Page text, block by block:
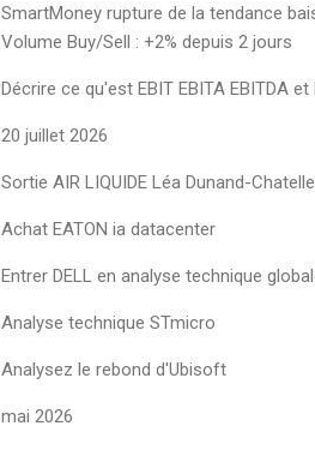
SmartMoney rupture de la tendance
Volume Buy/Sell : +2% depuis 2 jours
Décrire ce qu'est EBIT EBITA EBITDA
20 juillet 2026
Sortie AIR LIQUIDE Léa Dunand-
Achat EATON ia datacenter
Entrer DELL en analyse technique
Analyse technique STmicro
Analysez le rebond d'Ubisoft
mai 2026